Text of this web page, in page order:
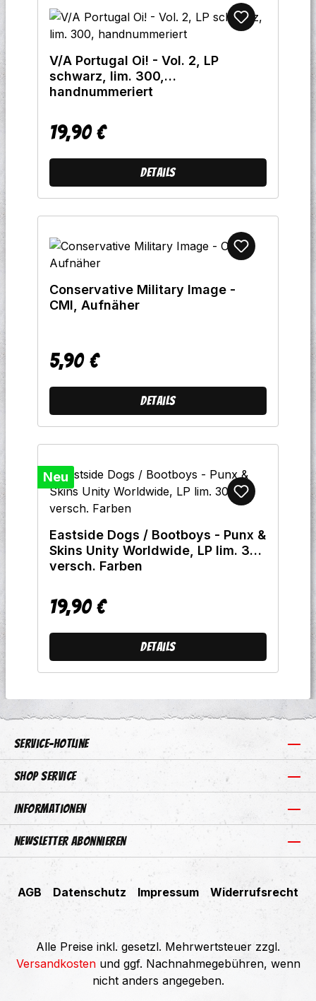
V/A Portugal Oi! - Vol. 2, LP
schwarz, lim. 300,
handnummeriert
Regulärer Preis:
19,90 €
Details
Conservative Military Image -
CMI, Aufnäher
Regulärer Preis:
5,90 €
Details
Neu
Eastside Dogs / Bootboys - Punx &
Skins Unity Worldwide, LP lim. 300
versch. Farben
Regulärer Preis:
19,90 €
Details
Service-Hotline
Shop Service
Informationen
Newsletter abonnieren
AGB Datenschutz Impressum Widerrufsrecht
Alle Preise inkl. gesetzl. Mehrwertsteuer zzgl.
Versandkostenund ggf. Nachnahmegebühren, wenn
nicht anders angegeben.